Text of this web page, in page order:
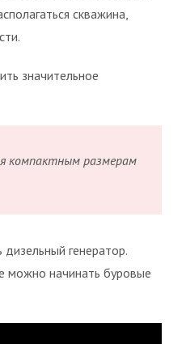
скважина,
значительное
компактным размерам
генератор.
можно начинать буровые